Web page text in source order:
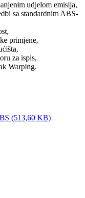
udjelom emisija,
sa standardnim ABS-
primjene,
za ispis,
Warping.
(513,60 KB)